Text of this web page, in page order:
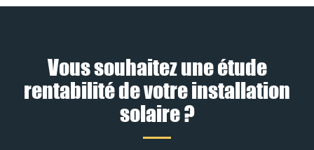
Vous souhaitez une étude
rentabilité de votre installation
solaire ?